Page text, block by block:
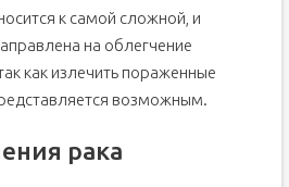
к самой сложной, и
на облегчение
как излечить пораженные
возможным.
рака